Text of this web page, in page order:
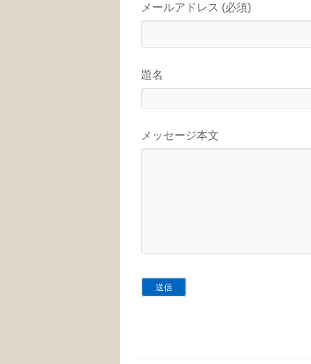
メールアドレス (必須)
題名
メッセージ本文